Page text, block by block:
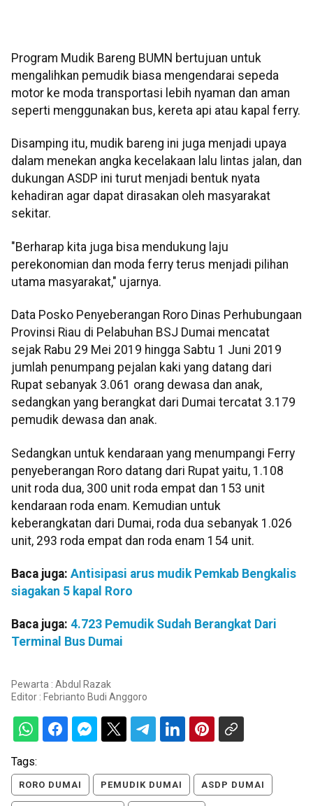
Program Mudik Bareng BUMN bertujuan untuk
mengalihkan pemudik biasa mengendarai sepeda
motor ke moda transportasi lebih nyaman dan aman
seperti menggunakan bus, kereta api atau kapal ferry.
Disamping itu, mudik bareng ini juga menjadi upaya
dalam menekan angka kecelakaan lalu lintas jalan, dan
dukungan ASDP ini turut menjadi bentuk nyata
kehadiran agar dapat dirasakan oleh masyarakat
sekitar.
"Berharap kita juga bisa mendukung laju
perekonomian dan moda ferry terus menjadi pilihan
utama masyarakat," ujarnya.
Data Posko Penyeberangan Roro Dinas Perhubungaan
Provinsi Riau di Pelabuhan BSJ Dumai mencatat
sejak Rabu 29 Mei 2019 hingga Sabtu 1 Juni 2019
jumlah penumpang pejalan kaki yang datang dari
Rupat sebanyak 3.061 orang dewasa dan anak,
sedangkan yang berangkat dari Dumai tercatat 3.179
pemudik dewasa dan anak.
Sedangkan untuk kendaraan yang menumpangi Ferry
penyeberangan Roro datang dari Rupat yaitu, 1.108
unit roda dua, 300 unit roda empat dan 153 unit
kendaraan roda enam. Kemudian untuk
keberangkatan dari Dumai, roda dua sebanyak 1.026
unit, 293 roda empat dan roda enam 154 unit.
Baca juga: Antisipasi arus mudik Pemkab Bengkalis
siagakan 5 kapal Roro
Baca juga: 4.723 Pemudik Sudah Berangkat Dari
Terminal Bus Dumai
Pewarta : Abdul Razak
Editor : Febrianto Budi Anggoro
Tags:
RORO DUMAI PEMUDIK DUMAI ASDP DUMAI